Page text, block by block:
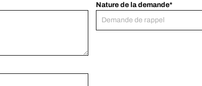
Nature de la demande*
Demande de rappel